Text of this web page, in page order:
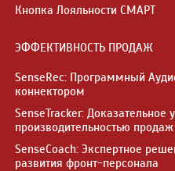
Кнопка Лояльности СМАРТ
ЭФФЕКТИВНОСТЬ ПРОДАЖ
SenseRec: Программный
коннектором
SenseTracker: Доказательное
производительностью продаж
SenseCoach: Экспертное
развития фронт-персонала